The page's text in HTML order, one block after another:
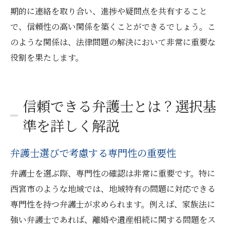
期的に連絡を取り合い、進捗や疑問点を共有すること
で、信頼性の高い関係を築くことができるでしょう。こ
のような関係は、法律問題の解決において非常に重要な
役割を果たします。
信頼できる弁護士とは？選択基
準を詳しく解説
弁護士選びで考慮する専門性の重要性
弁護士を選ぶ際、専門性の確認は非常に重要です。特に
西宮市のような地域では、地域特有の問題に対応できる
専門性を持つ弁護士が求められます。例えば、家族法に
強い弁護士であれば、離婚や遺産相続に関する問題をス